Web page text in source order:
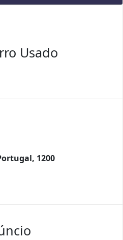
Usado
1200